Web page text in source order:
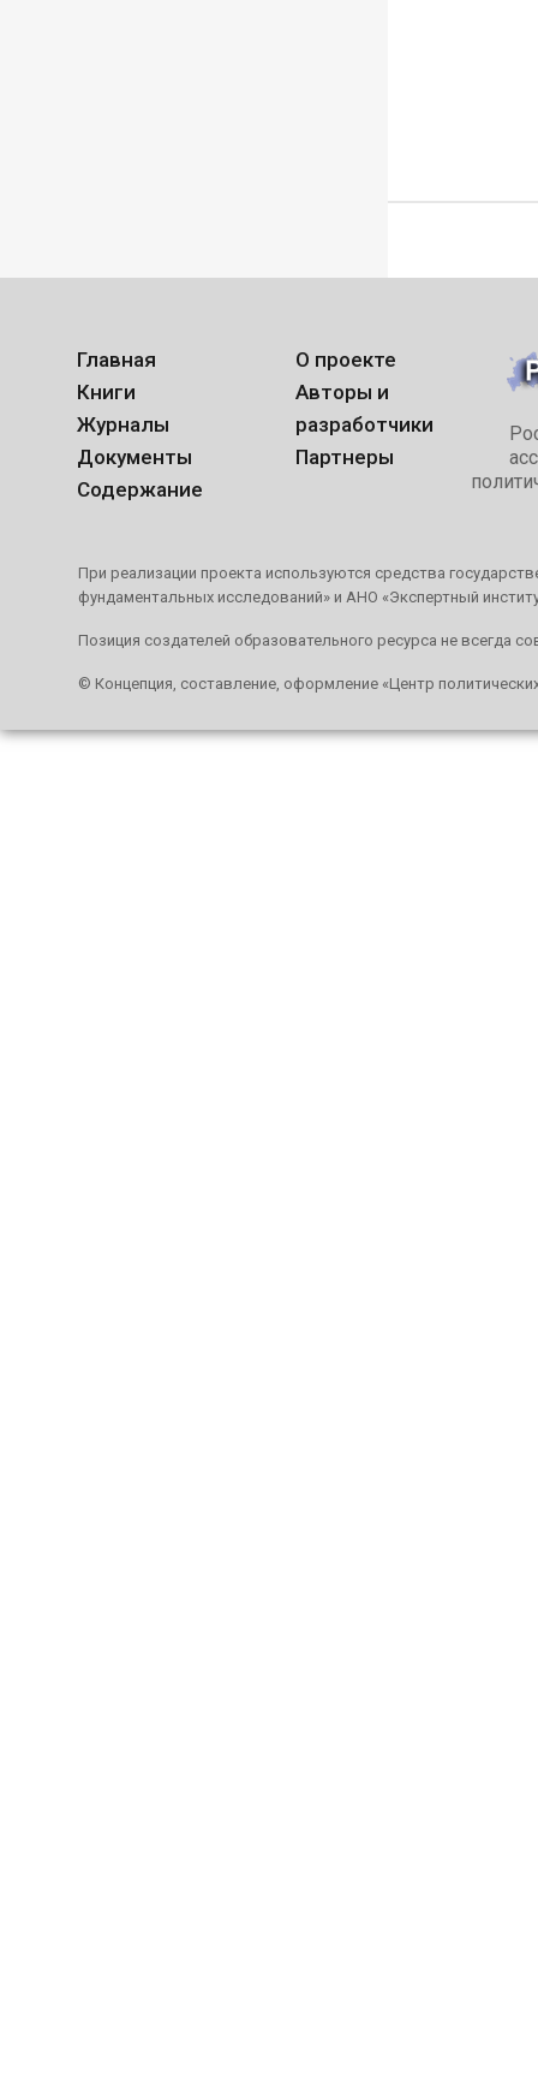
Главная
Книги
Журналы
Документы
Содержание
О проекте
Авторы и
разработчики
Партнеры
При реализации проекта используются средства
фундаментальных исследований» и АНО «Экспертный
Позиция создателей образовательного ресурса не всегда
© Концепция, составление, оформление «Центр